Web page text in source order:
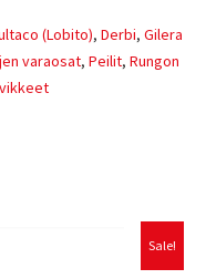
(Lobito), Derbi, Gilera
varaosat, Peilit, Rungon
Sale!